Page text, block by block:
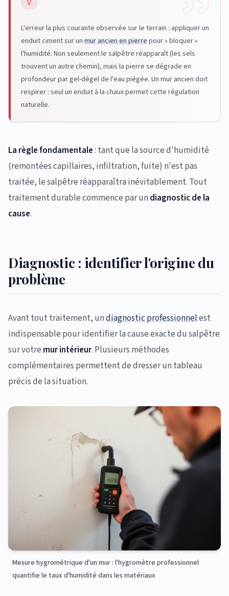
L'erreur la plus courante observée sur le terrain : appliquer un
enduit ciment sur un mur ancien en pierre pour « bloquer »
l'humidité. Non seulement le salpêtre réapparaît (les sels
trouvent un autre chemin), mais la pierre se dégrade en
profondeur par gel-dégel de l'eau piégée. Un mur ancien doit
respirer : seul un enduit à la chaux permet cette régulation
naturelle.
La règle fondamentale: tant que la source d'humidité
(remontées capillaires, infiltration, fuite) n'est pas
traitée, le salpêtre réapparaîtra inévitablement. Tout
traitement durable commence par un diagnostic de la
cause.
Diagnostic : identifier l'origine du
problème
Avant tout traitement, undiagnostic professionnelest
indispensable pour identifier la cause exacte du salpêtre
sur votre mur intérieur. Plusieurs méthodes
complémentaires permettent de dresser un tableau
précis de la situation.
Mesure hygrométrique d'un mur : l'hygromètre professionnel
quantifie le taux d'humidité dans les matériaux